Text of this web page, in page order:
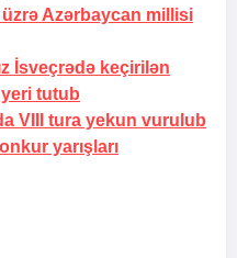
üzrə Azərbaycan millisi
İsveçrədə keçirilən
tutub
VIII tura yekun vurulub
yarışları